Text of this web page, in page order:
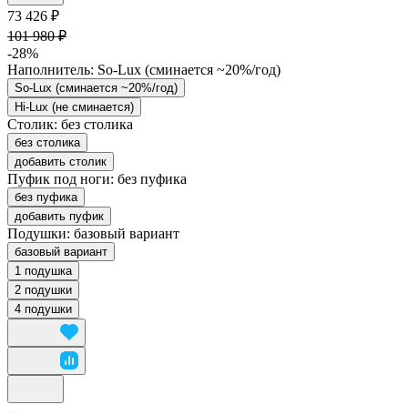
73 426 ₽
101 980 ₽
-28%
Наполнитель: So-Lux (cминается ~20%/год)
So-Lux (cминается ~20%/год)
Hi-Lux (не сминается)
Столик: без столика
без столика
добавить столик
Пуфик под ноги: без пуфика
без пуфика
добавить пуфик
Подушки: базовый вариант
базовый вариант
1 подушка
2 подушки
4 подушки